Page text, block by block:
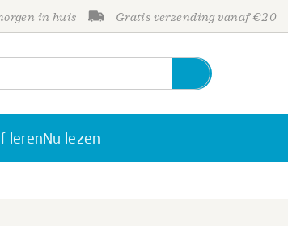
in huis Gratis verzending vanaf €20
lerenNu lezen
Personen